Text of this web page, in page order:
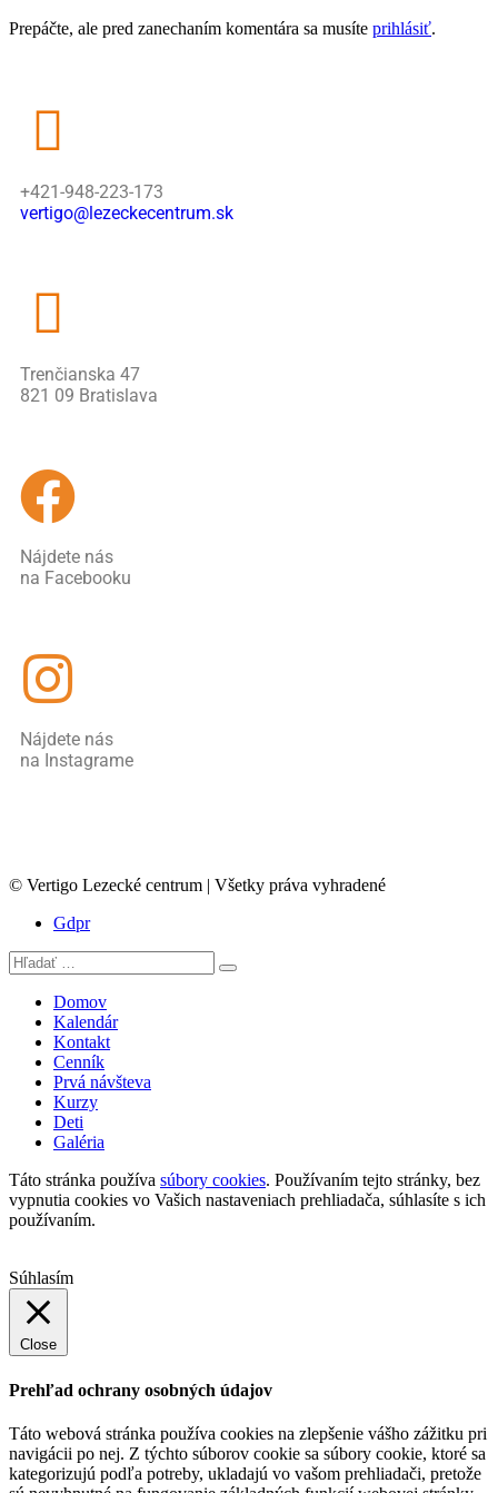
Prepáčte, ale pred zanechaním komentára sa musíte prihlásiť.
+421-948-223-173
vertigo@lezeckecentrum.sk
Trenčianska 47
821 09 Bratislava
Nájdete nás
na Facebooku
Nájdete nás
na Instagrame
© Vertigo Lezecké centrum | Všetky práva vyhradené
Gdpr
Domov
Kalendár
Kontakt
Cenník
Prvá návšteva
Kurzy
Deti
Galéria
Táto stránka používa súbory cookies. Používaním tejto stránky, bez
vypnutia cookies vo Vašich nastaveniach prehliadača, súhlasíte s ich
používaním.
Súhlasím
Close
Prehľad ochrany osobných údajov
Táto webová stránka používa cookies na zlepšenie vášho zážitku pri
navigácii po nej. Z týchto súborov cookie sa súbory cookie, ktoré sa
kategorizujú podľa potreby, ukladajú vo vašom prehliadači, pretože